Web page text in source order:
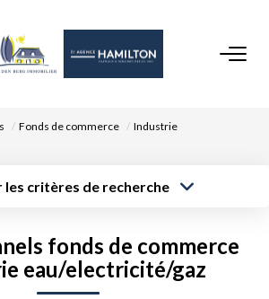
VENDRE UN BIEN
VOTRE RECHERCHE
Fonds de commerce
Industrie
les critères de recherche
Surface min
Budget max
fonds de commerce
eau/electricité/gaz